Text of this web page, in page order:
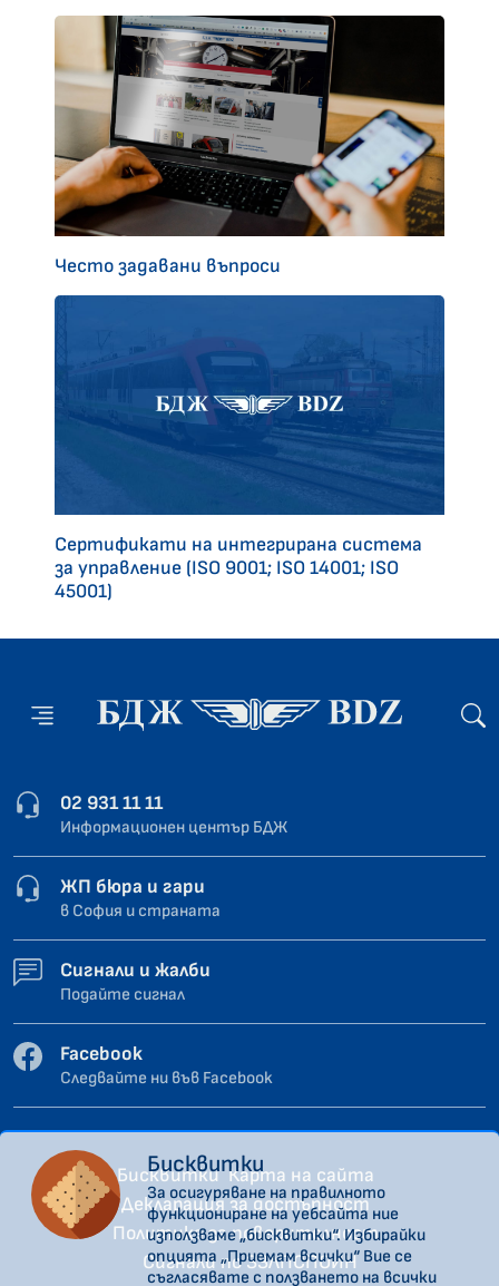
Често задавани въпроси
Сертификати на интегрирана система
за управление (ISO 9001; ISO 14001; ISO
45001)
02 931 11 11
Информационен център БДЖ
ЖП бюра и гари
в София и страната
Сигнали и жалби
Подайте сигнал
Facebook
Следвайте ни във Facebook
Бисквитки Карта на сайта
Декларация за достъпност
Политика за поверителност
Сигнали по ЗЗЛПСПОИН
Бисквитки
За осигуряване на правилното
функциониране на уебсайта ние
използваме „бисквитки“. Избирайки
опцията „Приемам всички“ Вие се
съгласявате с ползването на всички